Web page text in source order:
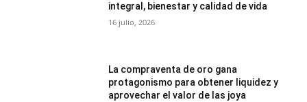
integral, bienestar y calidad de vida
16 julio, 2026
La compraventa de oro gana
protagonismo para obtener liquidez y
aprovechar el valor de las joya